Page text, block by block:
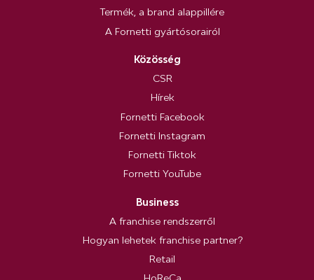
Termék, a brand alappillére
A Fornetti gyártósorairól
Közösség
CSR
Hírek
Fornetti Facebook
Fornetti Instagram
Fornetti Tiktok
Fornetti YouTube
Business
A franchise rendszerről
Hogyan lehetek franchise partner?
Retail